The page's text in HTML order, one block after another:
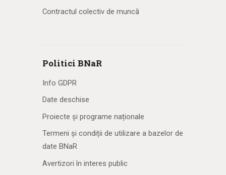
Contractul colectiv de muncă
Politici BNaR
Info GDPR
Date deschise
Proiecte și programe naționale
Termeni și condiții de utilizare a bazelor de
date BNaR
Avertizori în interes public